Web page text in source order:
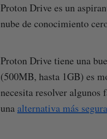
Proton Drive es un
nube de conocimiento
Proton Drive tiene una
(500MB, hasta 1GB) es
necesita resolver
una alternativa más